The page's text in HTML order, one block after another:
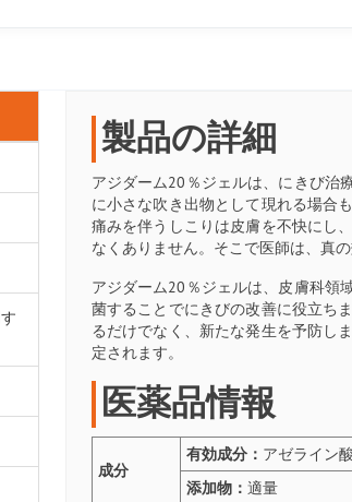
製品の詳細
アジダーム20％ジェルは、にきび治
に小さな吹き出物として現れる場合
痛みを伴うしこりは皮膚を不快にし
なくありません。そこで医師は、真
アジダーム20％ジェルは、皮膚科領
菌することでにきびの改善に役立ち
るだけでなく、新たな発生を予防し
定されます。
医薬品情報
成分
有効成分： アゼライン
添加物： 適量